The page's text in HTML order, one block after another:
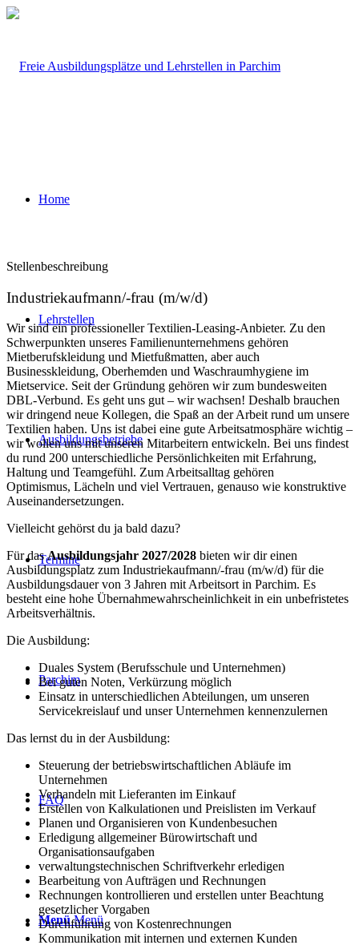
Home
Lehrstellen
Ausbildungsbetriebe
Termine
Parchim
FAQ
Menü Menü
Stellenbeschreibung
Industriekaufmann/-frau (m/w/d)
Wir sind ein professioneller Textilien-Leasing-Anbieter. Zu den
Schwerpunkten unseres Familienunternehmens gehören
Mietberufskleidung und Mietfußmatten, aber auch
Businesskleidung, Oberhemden und Waschraumhygiene im
Mietservice. Seit der Gründung gehören wir zum bundesweiten
DBL-Verbund. Es geht uns gut – wir wachsen! Deshalb brauchen
wir dringend neue Kollegen, die Spaß an der Arbeit rund um unsere
Textilien haben. Uns ist dabei eine gute Arbeitsatmosphäre wichtig –
wir wollen uns mit unseren Mitarbeitern entwickeln. Bei uns findest
du rund 200 unterschiedliche Persönlichkeiten mit Erfahrung,
Haltung und Teamgefühl. Zum Arbeitsalltag gehören
Optimismus, Lächeln und viel Vertrauen, genauso wie konstruktive
Auseinandersetzungen.
Vielleicht gehörst du ja bald dazu?
Für dasAusbildungsjahr 2027/2028 bieten wir dir einen
Ausbildungsplatz zum Industriekaufmann/-frau (m/w/d) für die
Ausbildungsdauer von 3 Jahren mit Arbeitsort in Parchim. Es
besteht eine hohe Übernahmewahrscheinlichkeit in ein unbefristetes
Arbeitsverhältnis.
Die Ausbildung:
Duales System (Berufsschule und Unternehmen)
Bei guten Noten, Verkürzung möglich
Einsatz in unterschiedlichen Abteilungen, um unseren
Servicekreislauf und unser Unternehmen kennenzulernen
Das lernst du in der Ausbildung:
Steuerung der betriebswirtschaftlichen Abläufe im
Unternehmen
Verhandeln mit Lieferanten im Einkauf
Erstellen von Kalkulationen und Preislisten im Verkauf
Planen und Organisieren von Kundenbesuchen
Erledigung allgemeiner Bürowirtschaft und
Organisationsaufgaben
verwaltungstechnischen Schriftverkehr erledigen
Bearbeitung von Aufträgen und Rechnungen
Rechnungen kontrollieren und erstellen unter Beachtung
gesetzlicher Vorgaben
Durchführung von Kostenrechnungen
Kommunikation mit internen und externen Kunden